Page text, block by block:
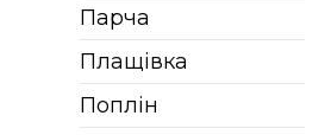
Парча
Плащівка
Поплін